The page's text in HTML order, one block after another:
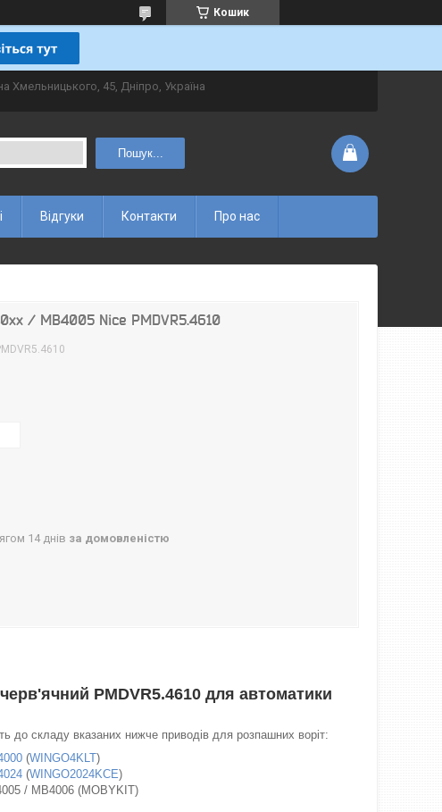
Кошик
Хмельницького, 45, Дніпро, Україна
Пошук...
Відгуки Контакти Про нас
/ MB4005 Nice PMDVR5.4610
14 днів за домовленістю
PMDVR5.4610 для автоматики
до складу вказаних нижче приводів для розпашних воріт:
(WINGO4KLT)
(WINGO2024KCE)
/ MB4006 (MOBYKIT)